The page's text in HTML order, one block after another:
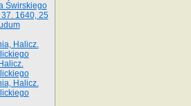
Świrskiego
1640, 25
Halicz.
Halicz.